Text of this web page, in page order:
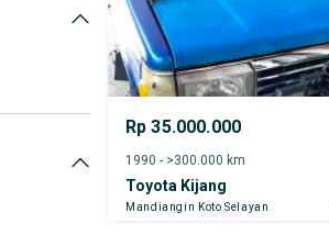
Rp 35.000.000
1990 - >300.000 km
Toyota Kijang
Mandiangin Koto Selayan